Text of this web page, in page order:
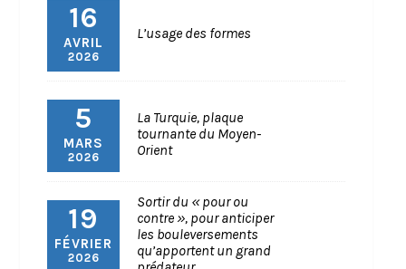
16
AVRIL
2026
L’usage des formes
5
MARS
2026
La Turquie, plaque
tournante du Moyen-
Orient
19
FÉVRIER
2026
Sortir du « pour ou
contre », pour anticiper
les bouleversements
qu’apportent un grand